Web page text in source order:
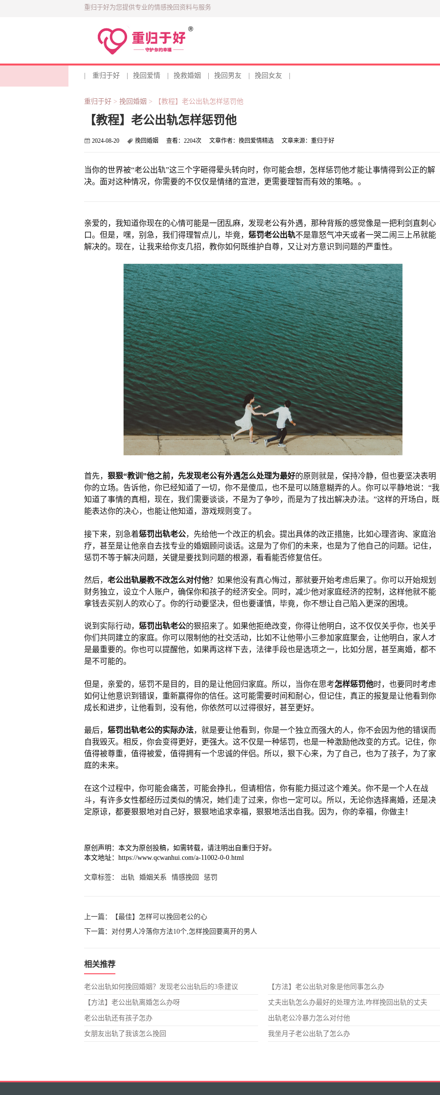
重归于好为您提供专业的情感挽回资料与服务
重归于好 挽回爱情 挽救婚姻 挽回男友 挽回女友
重归于好> 挽回婚姻 > 【教程】老公出轨怎样惩罚他
【教程】老公出轨怎样惩罚他
2024-08-20 挽回婚姻 查看： 2204次 文章作者： 挽回爱情精选 文章来源： 重归于好
当你的世界被“老公出轨”这三个字砸得晕头转向时，你可能会想，怎样惩罚他才能让事情得到公正的解
决。面对这种情况，你需要的不仅仅是情绪的宣泄，更需要理智而有效的策略。。
亲爱的，我知道你现在的心情可能是一团乱麻，发现老公有外遇，那种背叛的感觉像是一把利剑直刺心
口。但是，嘿，别急，我们得理智点儿，毕竟， 惩罚老公出轨不是靠怒气冲天或者一哭二闹三上吊就能
解决的。现在，让我来给你支几招，教你如何既维护自尊，又让对方意识到问题的严重性。
首先， 狠狠“教训”他之前，先发现老公有外遇怎么处理为最好的原则就是，保持冷静，但也要坚决表明
你的立场。告诉他，你已经知道了一切，你不是傻瓜，也不是可以随意糊弄的人。你可以平静地说：“我
知道了事情的真相，现在，我们需要谈谈，不是为了争吵，而是为了找出解决办法。”这样的开场白，既
能表达你的决心，也能让他知道，游戏规则变了。
接下来，别急着惩罚出轨老公，先给他一个改正的机会。提出具体的改正措施，比如心理咨询、家庭治
疗，甚至是让他亲自去找专业的婚姻顾问谈话。这是为了你们的未来，也是为了他自己的问题。记住，
惩罚不等于解决问题，关键是要找到问题的根源，看看能否修复信任。
然后， 老公出轨屡教不改怎么对付他？如果他没有真心悔过，那就要开始考虑后果了。你可以开始规划
财务独立，设立个人账户，确保你和孩子的经济安全。同时，减少他对家庭经济的控制，这样他就不能
拿钱去买别人的欢心了。你的行动要坚决，但也要谨慎，毕竟，你不想让自己陷入更深的困境。
说到实际行动， 惩罚出轨老公的狠招来了。如果他拒绝改变，你得让他明白，这不仅仅关乎你，也关乎
你们共同建立的家庭。你可以限制他的社交活动，比如不让他带小三参加家庭聚会，让他明白，家人才
是最重要的。你也可以提醒他，如果再这样下去，法律手段也是选项之一，比如分居，甚至离婚，都不
是不可能的。
但是，亲爱的，惩罚不是目的，目的是让他回归家庭。所以，当你在思考怎样惩罚他时，也要同时考虑
如何让他意识到错误，重新赢得你的信任。这可能需要时间和耐心，但记住，真正的报复是让他看到你
成长和进步，让他看到，没有他，你依然可以过得很好，甚至更好。
最后， 惩罚出轨老公的实际办法，就是要让他看到，你是一个独立而强大的人，你不会因为他的错误而
自我毁灭。相反，你会变得更好，更强大。这不仅是一种惩罚，也是一种激励他改变的方式。记住，你
值得被尊重，值得被爱，值得拥有一个忠诚的伴侣。所以，狠下心来，为了自己，也为了孩子，为了家
庭的未来。
在这个过程中，你可能会痛苦，可能会挣扎，但请相信，你有能力挺过这个难关。你不是一个人在战
斗，有许多女性都经历过类似的情况，她们走了过来，你也一定可以。所以，无论你选择离婚，还是决
定原谅，都要狠狠地对自己好，狠狠地追求幸福，狠狠地活出自我。因为，你的幸福，你做主！
原创声明：本文为原创投稿，如需转载，请注明出自重归于好。
本文地址：https://www.qcwanhui.com/a-11002-0-0.html
文章标签： 出轨 婚姻关系 情感挽回 惩罚
上一篇：
【最佳】怎样可以挽回老公的心
下一篇： 对付男人冷落你方法10个,怎样挽回要离开的男人
相关推荐
老公出轨如何挽回婚姻？发现老公出轨后的3条建议 【方法】老公出轨对象是他同事怎么办
【方法】老公出轨离婚怎么办呀 丈夫出轨怎么办最好的处理方法,咋样挽回出轨的丈夫
老公出轨还有孩子怎办 出轨老公冷暴力怎么对付他
女朋友出轨了我该怎么挽回 我坐月子老公出轨了怎么办